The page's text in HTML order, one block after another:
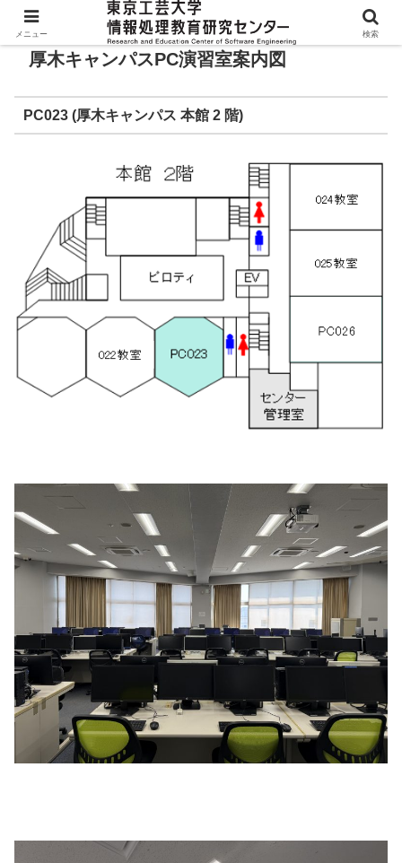
厚木キャンパスPC演習室案内図
PC023 (厚木キャンパス 本館 2 階)
メニュー 検索